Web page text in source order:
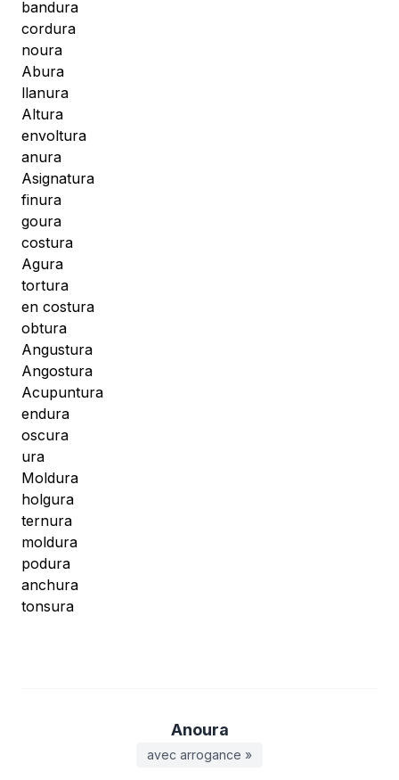
bandura
cordura
noura
Abura
llanura
Altura
envoltura
anura
Asignatura
finura
goura
costura
Agura
tortura
en costura
obtura
Angustura
Angostura
Acupuntura
endura
oscura
ura
Moldura
holgura
ternura
moldura
podura
anchura
tonsura
Anoura
avec arrogance »